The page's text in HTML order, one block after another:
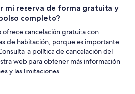
mi reserva de forma gratuita y
completo?
ofrece cancelación gratuita con
de habitación, porque es importante
la política de cancelación del
web para obtener más información
y las limitaciones.